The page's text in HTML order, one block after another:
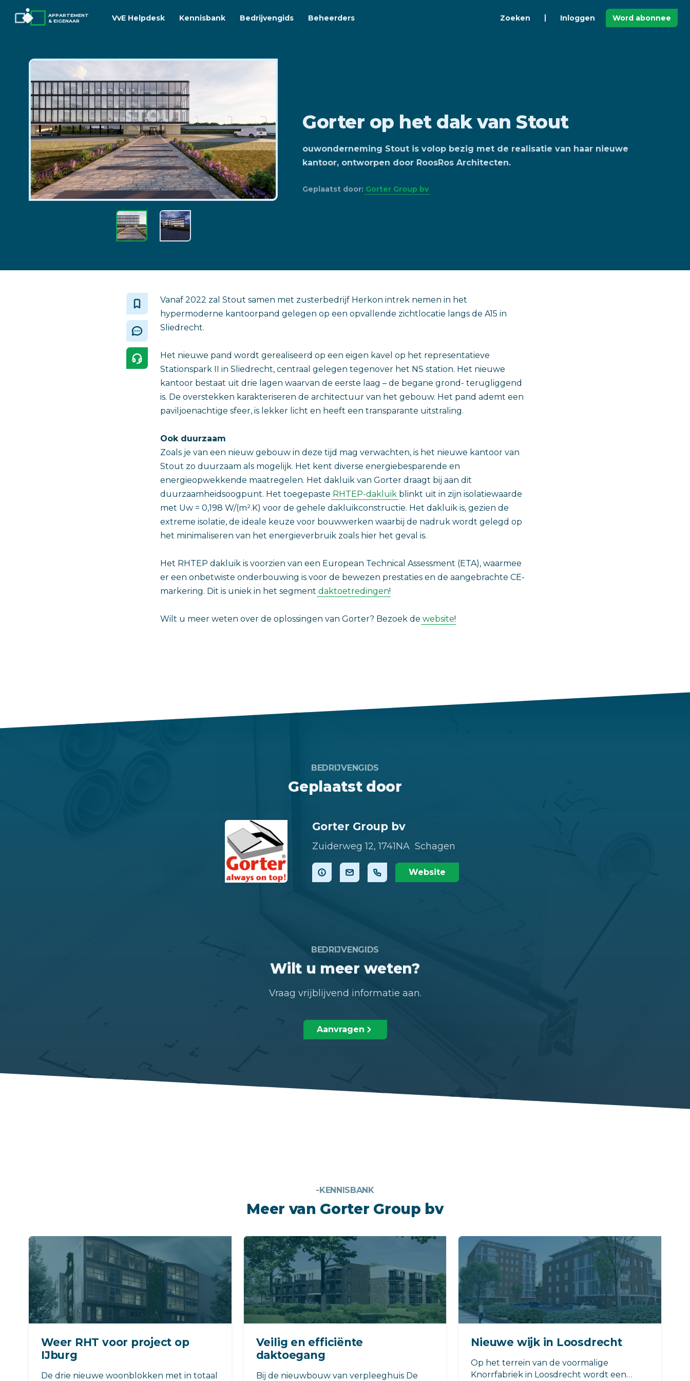
APPARTEMENT
& EIGENAAR
VvE Helpdesk Kennisbank Bedrijvengids Beheerders Zoeken Inloggen Word abonnee
Gorter op het dak van Stout
ouwonderneming Stout is volop bezig met de realisatie van haar nieuwe
kantoor, ontworpen door RoosRos Architecten.
Geplaatst door: Gorter Group bv
Vanaf 2022 zal Stout samen met zusterbedrijf Herkon intrek nemen in het
hypermoderne kantoorpand gelegen op een opvallende zichtlocatie langs de A15 in
Sliedrecht.
Het nieuwe pand wordt gerealiseerd op een eigen kavel op het representatieve
Stationspark II in Sliedrecht, centraal gelegen tegenover het NS station. Het nieuwe
kantoor bestaat uit drie lagen waarvan de eerste laag – de begane grond- terugliggend
is. De overstekken karakteriseren de architectuur van het gebouw. Het pand ademt een
paviljoenachtige sfeer, is lekker licht en heeft een transparante uitstraling.
Ook duurzaam
Zoals je van een nieuw gebouw in deze tijd mag verwachten, is het nieuwe kantoor van
Stout zo duurzaam als mogelijk. Het kent diverse energiebesparende en
energieopwekkende maatregelen. Het dakluik van Gorter draagt bij aan dit
duurzaamheidsoogpunt. Het toegepaste RHTEP-dakluik blinkt uit in zijn isolatiewaarde
met Uw = 0,198 W/(m².K) voor de gehele dakluikconstructie. Het dakluik is, gezien de
extreme isolatie, de ideale keuze voor bouwwerken waarbij de nadruk wordt gelegd op
het minimaliseren van het energieverbruik zoals hier het geval is.
Het RHTEP dakluik is voorzien van een European Technical Assessment (ETA), waarmee
er een onbetwiste onderbouwing is voor de bewezen prestaties en de aangebrachte CE-
markering. Dit is uniek in het segment daktoetredingen!
Wilt u meer weten over de oplossingen van Gorter? Bezoek de website!
BEDRIJVENGIDS
Geplaatst door
Gorter Group bv
Zuiderweg 12, 1741NA Schagen
Website
BEDRIJVENGIDS
Wilt u meer weten?
Vraag vrijblijvend informatie aan.
Aanvragen
-KENNISBANK
Meer van Gorter Group bv
Weer RHT voor project op
IJburg
De drie nieuwe woonblokken met in totaal
Veilig en efficiënte
daktoegang
Bij de nieuwbouw van verpleeghuis De
Nieuwe wijk in Loosdrecht
Op het terrein van de voormalige
Knorrfabriek in Loosdrecht wordt een